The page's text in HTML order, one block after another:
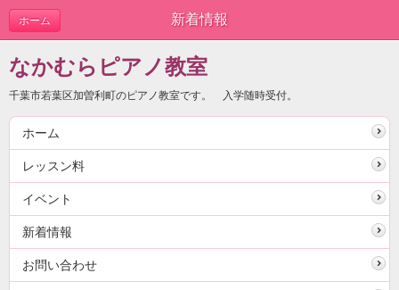
新着情報
ホーム
なかむらピアノ教室
千葉市若葉区加曽利町のピアノ教室です。 入学随時受付。
ホーム
レッスン料
イベント
新着情報
お問い合わせ